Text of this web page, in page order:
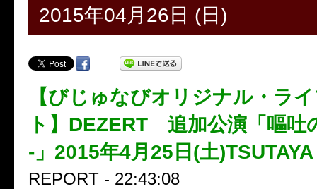
2015年04月26日 (日)
【びじゅなびオリジナル・ラ
ト】DEZERT 追加公演「嘔吐
-」2015年4月25日(土
REPORT - 22:43:08